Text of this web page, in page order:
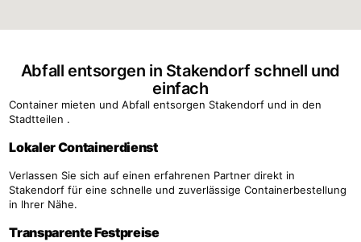
Abfall entsorgen in Stakendorf schnell und
einfach
Container mieten und Abfall entsorgen Stakendorf und in den
Stadtteilen .
Lokaler Containerdienst
Verlassen Sie sich auf einen erfahrenen Partner direkt in
Stakendorf für eine schnelle und zuverlässige Containerbestellung
in Ihrer Nähe.
Transparente Festpreise